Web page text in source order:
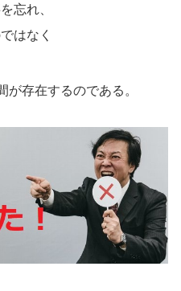
忘れ、
はなく
が存在するのである。